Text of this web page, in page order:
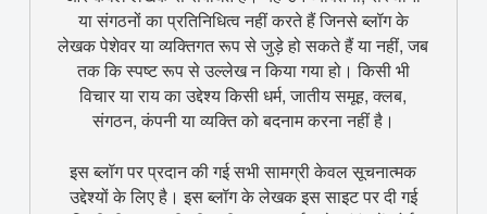
या संगठनों का प्रतिनिधित्व नहीं करते हैं जिनसे ब्लॉग के
लेखक पेशेवर या व्यक्तिगत रूप से जुड़े हो सकते हैं या नहीं, जब
तक कि स्पष्ट रूप से उल्लेख न किया गया हो। किसी भी
विचार या राय का उद्देश्य किसी धर्म, जातीय समूह, क्लब,
संगठन, कंपनी या व्यक्ति को बदनाम करना नहीं है।
इस ब्लॉग पर प्रदान की गई सभी सामग्री केवल सूचनात्मक
उद्देश्यों के लिए है। इस ब्लॉग के लेखक इस साइट पर दी गई